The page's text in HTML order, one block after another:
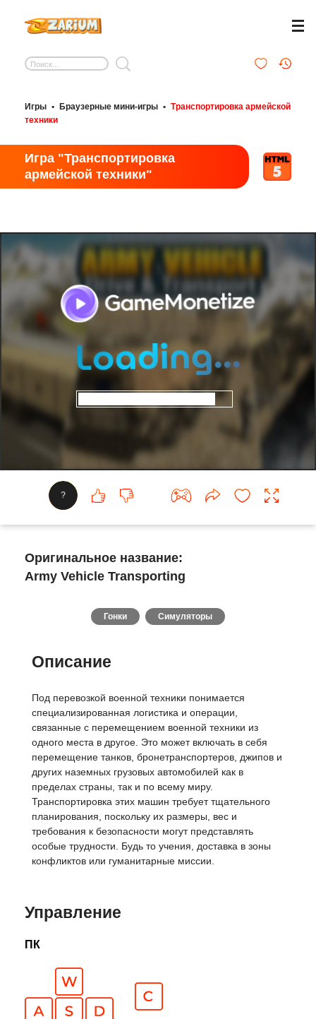
Игры • Браузерные мини-игры • Транспортировка армейской
техники
Игра "Транспортировка
армейской техники"
?
Оригинальное название:
Army Vehicle Transporting
Гонки Симуляторы
Описание
Под перевозкой военной техники понимается
специализированная логистика и операции,
связанные с перемещением военной техники из
одного места в другое. Это может включать в себя
перемещение танков, бронетранспортеров, джипов и
других наземных грузовых автомобилей как в
пределах страны, так и по всему миру.
Транспортировка этих машин требует тщательного
планирования, поскольку их размеры, вес и
требования к безопасности могут представлять
особые трудности. Будь то учения, доставка в зоны
конфликтов или гуманитарные миссии.
Управление
ПК